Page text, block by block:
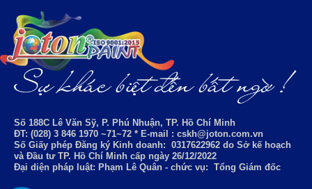
Số 188C Lê Văn Sỹ, P. Phú Nhuận, TP. Hồ Chí Minh
ĐT: (028) 3 846 1970 ~71~72 * E-mail : cskh@joton.com.vn
Số Giấy phép Đăng ký Kinh doanh: 0317622962 do Sở kế hoạch
và Đầu tư TP. Hồ Chí Minh cấp ngày 26/12/2022
Đại diện pháp luật: Phạm Lê Quân - chức vụ: Tổng Giám đốc